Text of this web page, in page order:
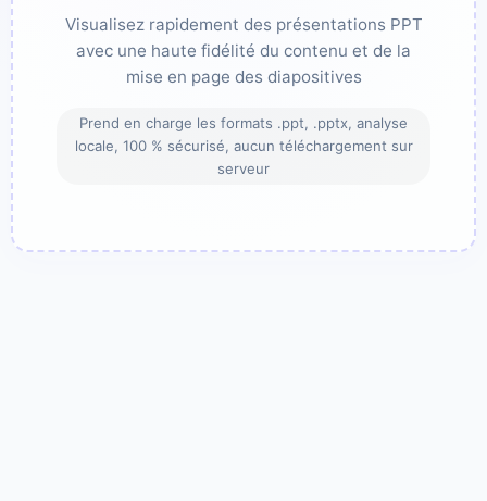
Visualisez rapidement des présentations PPT
avec une haute fidélité du contenu et de la
mise en page des diapositives
Prend en charge les formats .ppt, .pptx, analyse
locale, 100 % sécurisé, aucun téléchargement sur
serveur